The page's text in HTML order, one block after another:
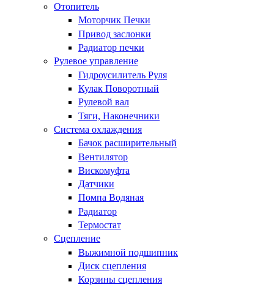
Отопитель
Моторчик Печки
Привод заслонки
Радиатор печки
Рулевое управление
Гидроусилитель Руля
Кулак Поворотный
Рулевой вал
Тяги, Наконечники
Система охлаждения
Бачок расширительный
Вентилятор
Вискомуфта
Датчики
Помпа Водяная
Радиатор
Термостат
Сцепление
Выжимной подшипник
Диск сцепления
Корзины сцепления